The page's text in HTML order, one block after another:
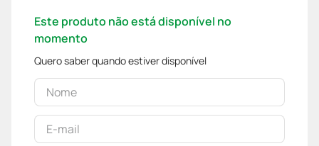
Este produto não está disponível no
momento
Quero saber quando estiver disponível